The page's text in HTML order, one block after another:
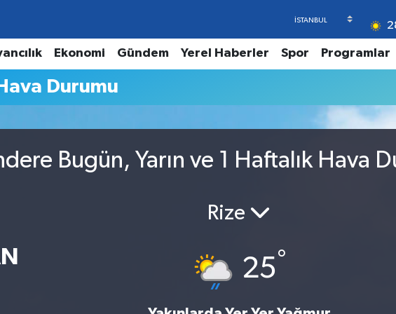
Ekonomi Gündem Yerel Haberler Spor Programlar
Durumu
Bugün, Yarın ve 1 Haftalık Hava
Rize
25°